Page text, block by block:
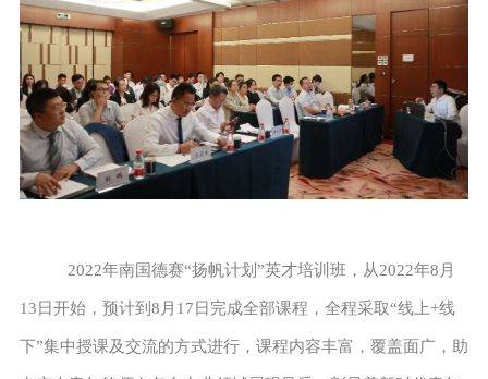
2022年南国德赛“扬帆计划”英才培训班，从2022年8月
13日开始，预计到8月17日完成全部课程，全程采取“线上+线
下”集中授课及交流的方式进行，课程内容丰富，覆盖面广，助